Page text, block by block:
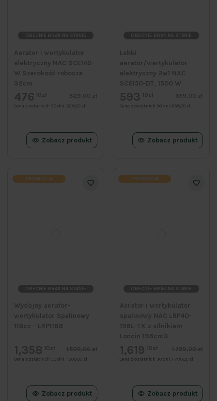
OBECNIE BRAK NA STANIE
Aerator i wertykulator
elektryczny NAC SCE140-
W Szerokość robocza
32cm
476 10zł 529,00 zł
Cena z ostatnich 30 dni: 529,00 zł
Zobacz produkt
OBECNIE BRAK NA STANIE
Lekki
aerator/wertykulator
elektryczny 2w1 NAC
SCE150-DT, 1500 W
593 10zł 659,00 zł
Cena z ostatnich 30 dni:659,00 zł
Zobacz produkt
PROMOCJA
OBECNIE BRAK NA STANIE
Wydajny aerator-
wertykulator Spalinowy
118cc - LRP1188
1,358 10zł 1 509,00 zł
Cena z ostatnich 30 dni: 1 509,00 zł
Zobacz produkt
PROMOCJA
OBECNIE BRAK NA STANIE
Aerator i wertykulator
spalinowy NAC LRP40-
196L-TX z silnikiem
Loncin 196cm3
1,619 10zł 1 799,00 zł
Cena z ostatnich 30 dni: 1 799,00 zł
Zobacz produkt